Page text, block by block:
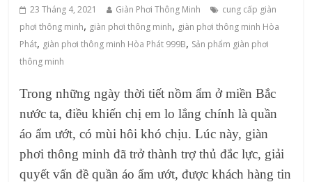
23 Tháng 4, 2021 Giàn Phơi Thông Minh
cung cấp giàn
phơi thông minh, ‌giàn‌ ‌phơi‌ ‌thông‌ ‌minh, giàn phơi thông minh Hòa
Phát, giàn phơi thông minh Hòa Phát 999B, Sản phẩm giàn phơi
thông minh
Trong những ngày thời tiết nồm ẩm ở miền Bắc
nước ta, điều khiến chị em lo lắng chính là quần
áo ẩm ướt, có mùi hôi khó chịu. Lúc này, giàn
phơi thông minh đã trở thành trợ thủ đắc lực, giải
quyết vấn đề quần áo ẩm ướt, được khách hàng tin